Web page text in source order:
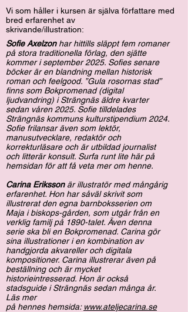
Vi som håller i kursen är själva författare med
bred erfarenhet av
skrivande/illustration:
Sofie Axelzonhar hittills släppt fem romaner
på stora traditionella förlag, den sjätte
kommer i september 2025. Sofies senare
böcker är en blandning mellan historisk
roman och feelgood. ”Gula rosornas stad”
finns som Bokpromenad (digital
ljudvandring) i Strängnäs äldre kvarter
sedan våren 2025. Sofie tilldelades
Strängnäs kommuns kulturstipendium 2024.
Sofie frilansar även som lektör,
manusutvecklare, redaktör och
korrekturläsare och är utbildad journalist
och litterär konsult. Surfa runt lite här på
hemsidan för att få veta mer om henne.
Carina Erikssonär illustratör med mångårig
erfarenhet. Hon har såväl skrivit som
illustrerat den egna barnboksserien om
Maja i biskops-gården, som utgår från en
verklig familj på 1890-talet. Även denna
serie ska bli en Bokpromenad. Carina gör
sina illustrationer i en kombination av
handgjorda akvareller och digitala
kompositioner. Carina illustrerar även på
beställning och är mycket
historieintresserad. Hon är också
stadsguide i Strängnäs sedan många år.
Läs mer
på hennes hemsida: www.ateljecarina.se